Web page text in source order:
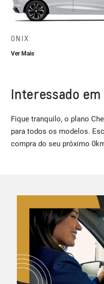
ONIX
Ver Mais
Interessado
Fique tranquilo, o plano
para todos os modelos.
compra do seu próximo